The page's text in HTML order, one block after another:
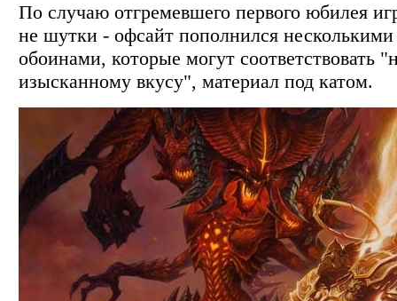
По случаю отгремевшего первого юбилея
не шутки - офсайт пополнился
обоинами, которые могут соответствовать
изысканному вкусу", материал под катом.